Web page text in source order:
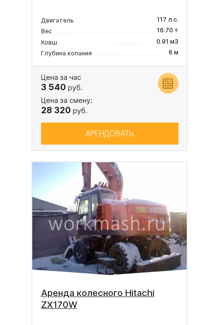
Двигатель
117 л.с.
Вес
16.70 т
Ковш
0.91 м3
Глубина копания
6 м
Цена за час
3 540 руб.
Цена за смену:
28 320 руб.
АРЕНДОВАТЬ
Аренда колесного Hitachi
ZX170W